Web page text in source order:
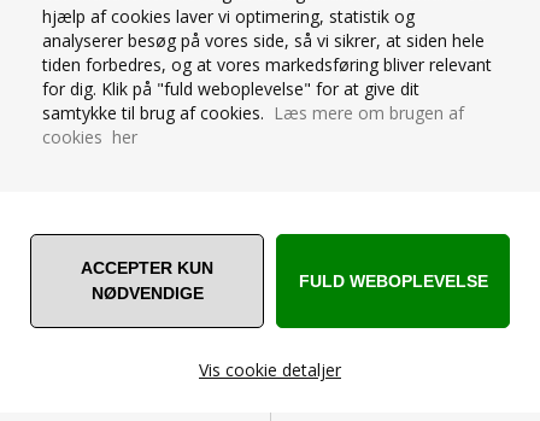
hjælp af cookies laver vi optimering, statistik og
analyserer besøg på vores side, så vi sikrer, at siden hele
tiden forbedres, og at vores markedsføring bliver relevant
for dig. Klik på "fuld weboplevelse" for at give dit
samtykke til brug af cookies. Læs mere om brugen af
cookies her
Vis cookie detaljer
BALLETDRAGT MED
BLONDE OG ÅBEN RYG
MED FIN BLONDE
Str. XS-M